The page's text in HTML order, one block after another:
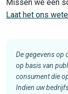
Missen we een
Laat het ons
De gegevens op
op basis van
consument die
Indien uw